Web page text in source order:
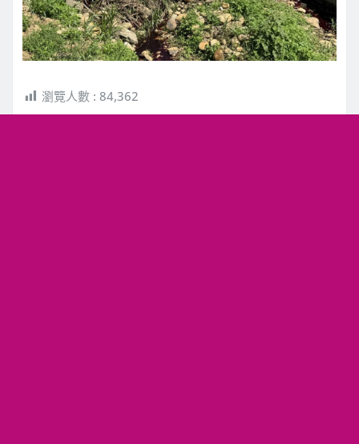
瀏覽人數 : 84,362